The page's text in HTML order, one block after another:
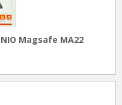
Magsafe MA22